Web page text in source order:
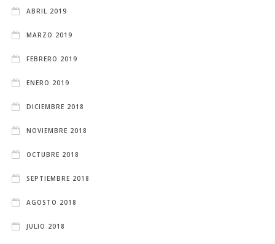
ABRIL 2019
MARZO 2019
FEBRERO 2019
ENERO 2019
DICIEMBRE 2018
NOVIEMBRE 2018
OCTUBRE 2018
SEPTIEMBRE 2018
AGOSTO 2018
JULIO 2018